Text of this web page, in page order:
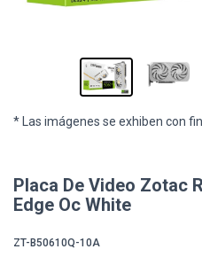
* Las imágenes se exhiben con
Placa De Video Zotac
Edge Oc White
ZT-B50610Q-10A